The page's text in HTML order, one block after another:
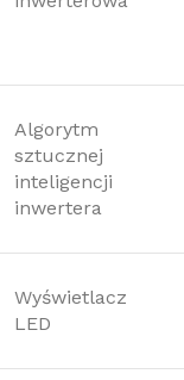
Algorytm
sztucznej
inteligencji
inwertera
Wyświetlacz
LED